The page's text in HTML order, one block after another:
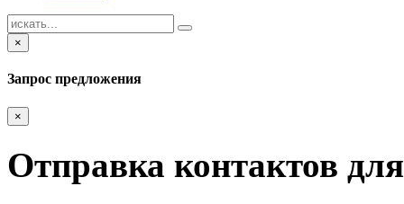
×
Запрос предложения
×
Отправка контактов